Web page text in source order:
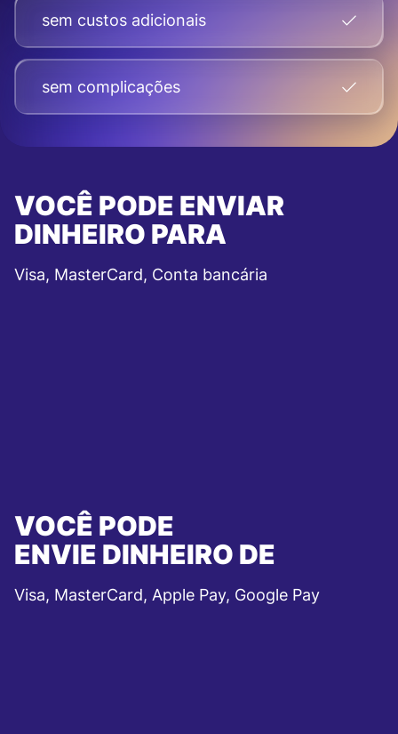
sem custos adicionais
sem complicações
VOCÊ PODE ENVIAR
DINHEIRO PARA
Visa, MasterCard, Conta bancária
VOCÊ PODE
ENVIE DINHEIRO DE
Visa, MasterCard, Apple Pay, Google Pay